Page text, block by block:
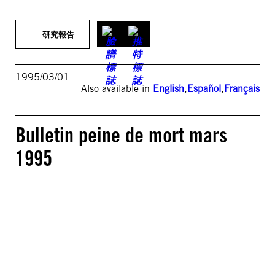
研究報告
1995/03/01
Also available in English,Español,Français
Bulletin peine de mort mars
1995